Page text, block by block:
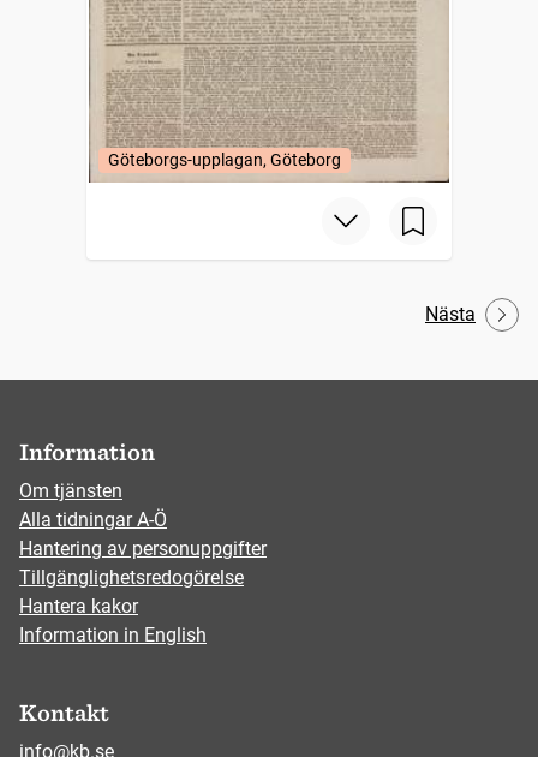
Göteborgs-upplagan, Göteborg
Nästa
Information
Om tjänsten
Alla tidningar A-Ö
Hantering av personuppgifter
Tillgänglighetsredogörelse
Hantera kakor
Information in English
Kontakt
info@kb.se